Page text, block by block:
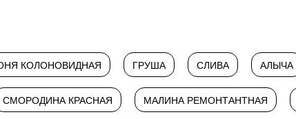
КОЛОНОВИДНАЯ ГРУША СЛИВА АЛЫЧА
СМОРОДИНА КРАСНАЯ МАЛИНА РЕМОНТАНТНАЯ